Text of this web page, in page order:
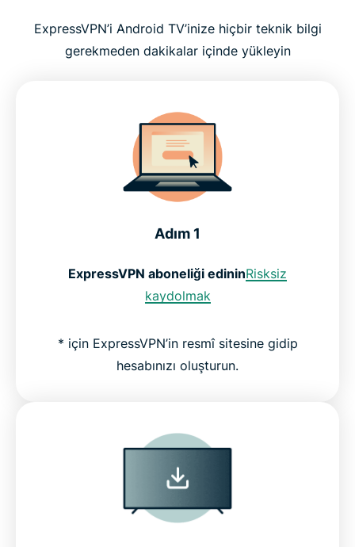
ExpressVPN’i Android TV’inize hiçbir teknik bilgi
gerekmeden dakikalar içinde yükleyin
Adım 1
ExpressVPN aboneliği edininRisksiz
kaydolmak
* için ExpressVPN’in resmî sitesine gidip
hesabınızı oluşturun.